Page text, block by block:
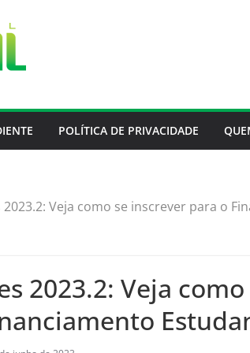
POLÍTICA DE PRIVACIDADE
2023.2: Veja como se inscrever para o
2023.2: Veja